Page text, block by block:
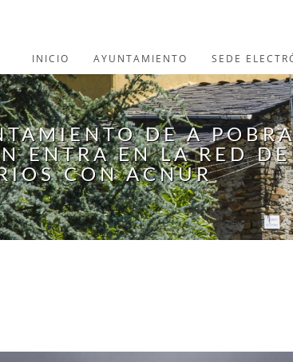
INICIO AYUNTAMIENTO SEDE
DE A
ENTRA EN LA RED
CON ACNUR